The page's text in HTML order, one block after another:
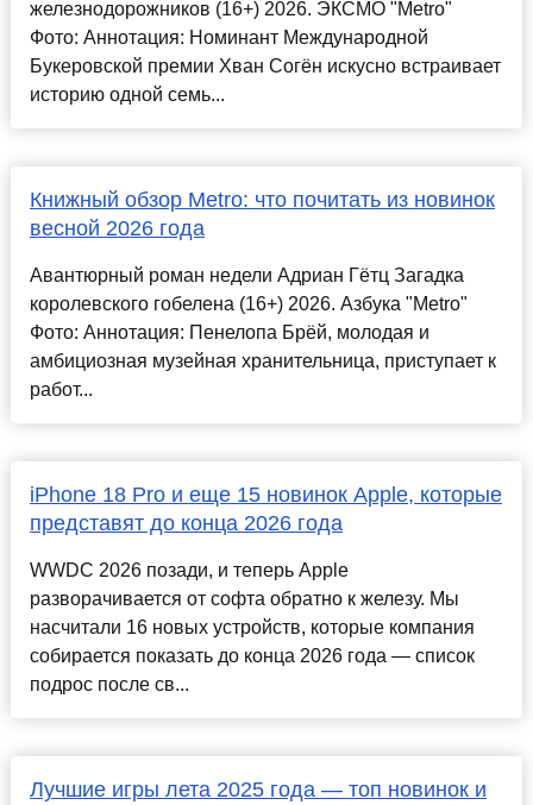
железнодорожников (16+) 2026. ЭКСМО "Metro"
Фото: Аннотация: Номинант Международной
Букеровской премии Хван Согён искусно встраивает
историю одной семь...
Книжный обзор Metro: что почитать из новинок
весной 2026 года
Авантюрный роман недели Адриан Гётц Загадка
королевского гобелена (16+) 2026. Азбука "Metro"
Фото: Аннотация: Пенелопа Брёй, молодая и
амбициозная музейная хранительница, приступает к
работ...
iPhone 18 Pro и еще 15 новинок Apple, которые
представят до конца 2026 года
WWDC 2026 позади, и теперь Apple
разворачивается от софта обратно к железу. Мы
насчитали 16 новых устройств, которые компания
собирается показать до конца 2026 года — список
подрос после св...
Лучшие игры лета 2025 года — топ новинок и